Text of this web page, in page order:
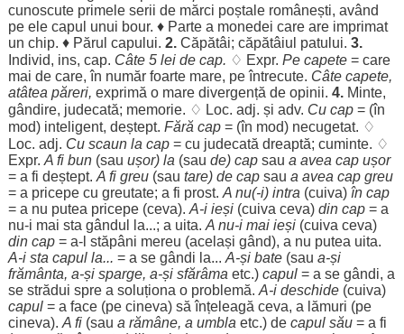
cunoscute primele serii de mărci poștale românești, având
pe elecapul unui bour. ♦ Partea monedei care are imprimat
un chip. ♦ Părul capului. 2. Căpătâi; căpătâiul patului. 3.
Individ, ins, cap. Câte5 leide cap. ♢ Expr. Pe capete= care
mai de care, în număr foarte mare, peîntrecute. Câte capete,
atâtea păreri, exprimă o mare divergență de opinii. 4. Minte,
gândire, judecată; memorie. ♢ Loc. adj. și adv. Cu cap= (în
mod) inteligent, deștept. Fără cap= (în mod) necugetat. ♢
Loc. adj. Cu scaunla cap= cu judecată dreaptă; cuminte. ♢
Expr. A fi bun(sau ușor) la (sau de) capsau a avea cap ușor
= a fi deștept. A fi greu(sau tare) de capsau a avea cap greu
= a pricepecu greutate; a fi prost. A nu(-i) intra (cuiva) în cap
= a nu putea pricepe(ceva). A-i ieși(cuiva ceva) din cap= a
nu-i mai sta gândul la...; a uita. A nu-i mai ieși(cuiva ceva)
din cap= a-l stăpâni mereu (același gând), a nu putea uita.
A-i sta capul la... = a se gândi la... A-și bate(sau a-și
frământa, a-și sparge, a-și sfărâma etc.) capul= a se gândi, a
se strădui sprea soluționa o problemă. A-i deschide(cuiva)
capul= a face(pe cineva) săînțeleagă ceva, a lămuri (pe
cineva). A fi(sau a rămâne, a umbla etc.) de capul său= a fi